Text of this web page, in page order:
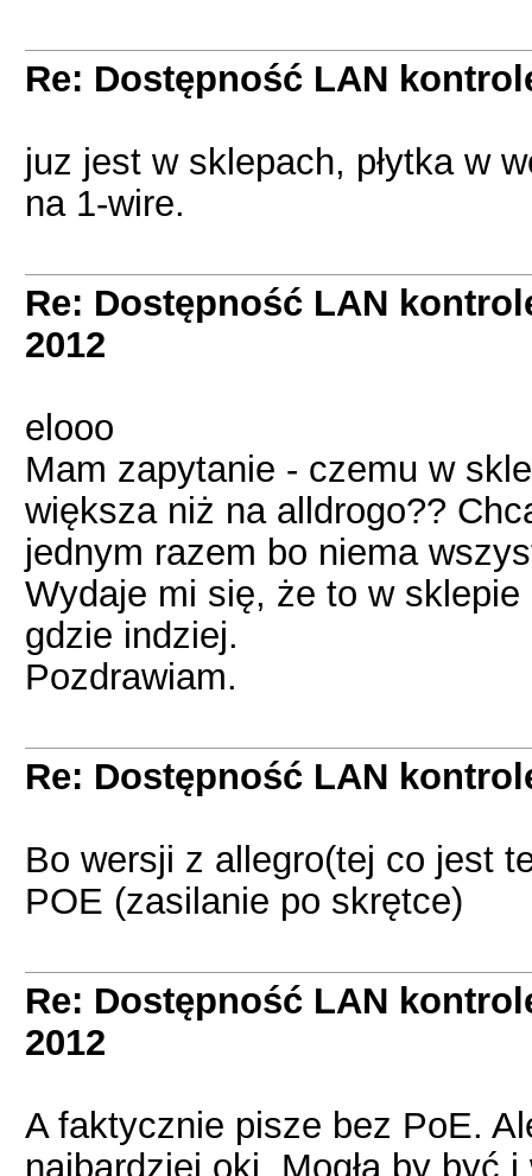
Re: Dostępność LAN
juz jest w sklepach, płytka w
na 1-wire.
Re: Dostępność LAN
2012
elooo
Mam zapytanie - czemu w
większa niż na alldrogo??
jednym razem bo niema
Wydaje mi się, że to w
gdzie indziej.
Pozdrawiam.
Re: Dostępność LAN
Bo wersji z allegro(tej co jest
POE (zasilanie po skrętce)
Re: Dostępność LAN
2012
A faktycznie pisze bez PoE.
najbardziej oki. Mogła by być